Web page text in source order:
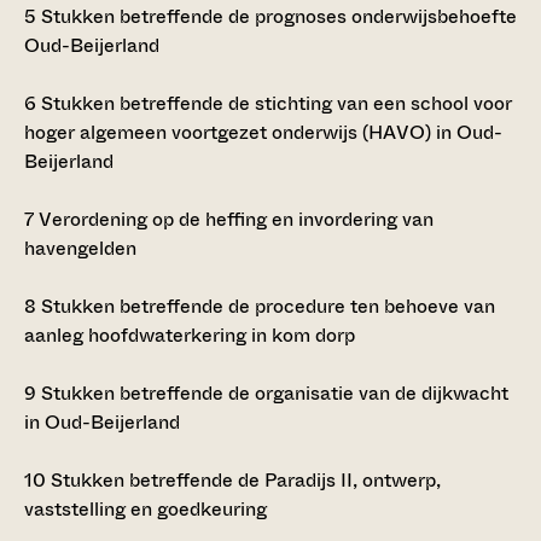
5 Stukken betreffende de prognoses onderwijsbehoefte
Oud-Beijerland
6 Stukken betreffende de stichting van een school voor
hoger algemeen voortgezet onderwijs (HAVO) in Oud-
Beijerland
7Verordening op de heffing en invordering van
havengelden
8 Stukken betreffende de procedure ten behoeve van
aanleg hoofdwaterkering in kom dorp
9 Stukken betreffende de organisatie van de dijkwacht
in Oud-Beijerland
10 Stukken betreffende de Paradijs II, ontwerp,
vaststelling en goedkeuring